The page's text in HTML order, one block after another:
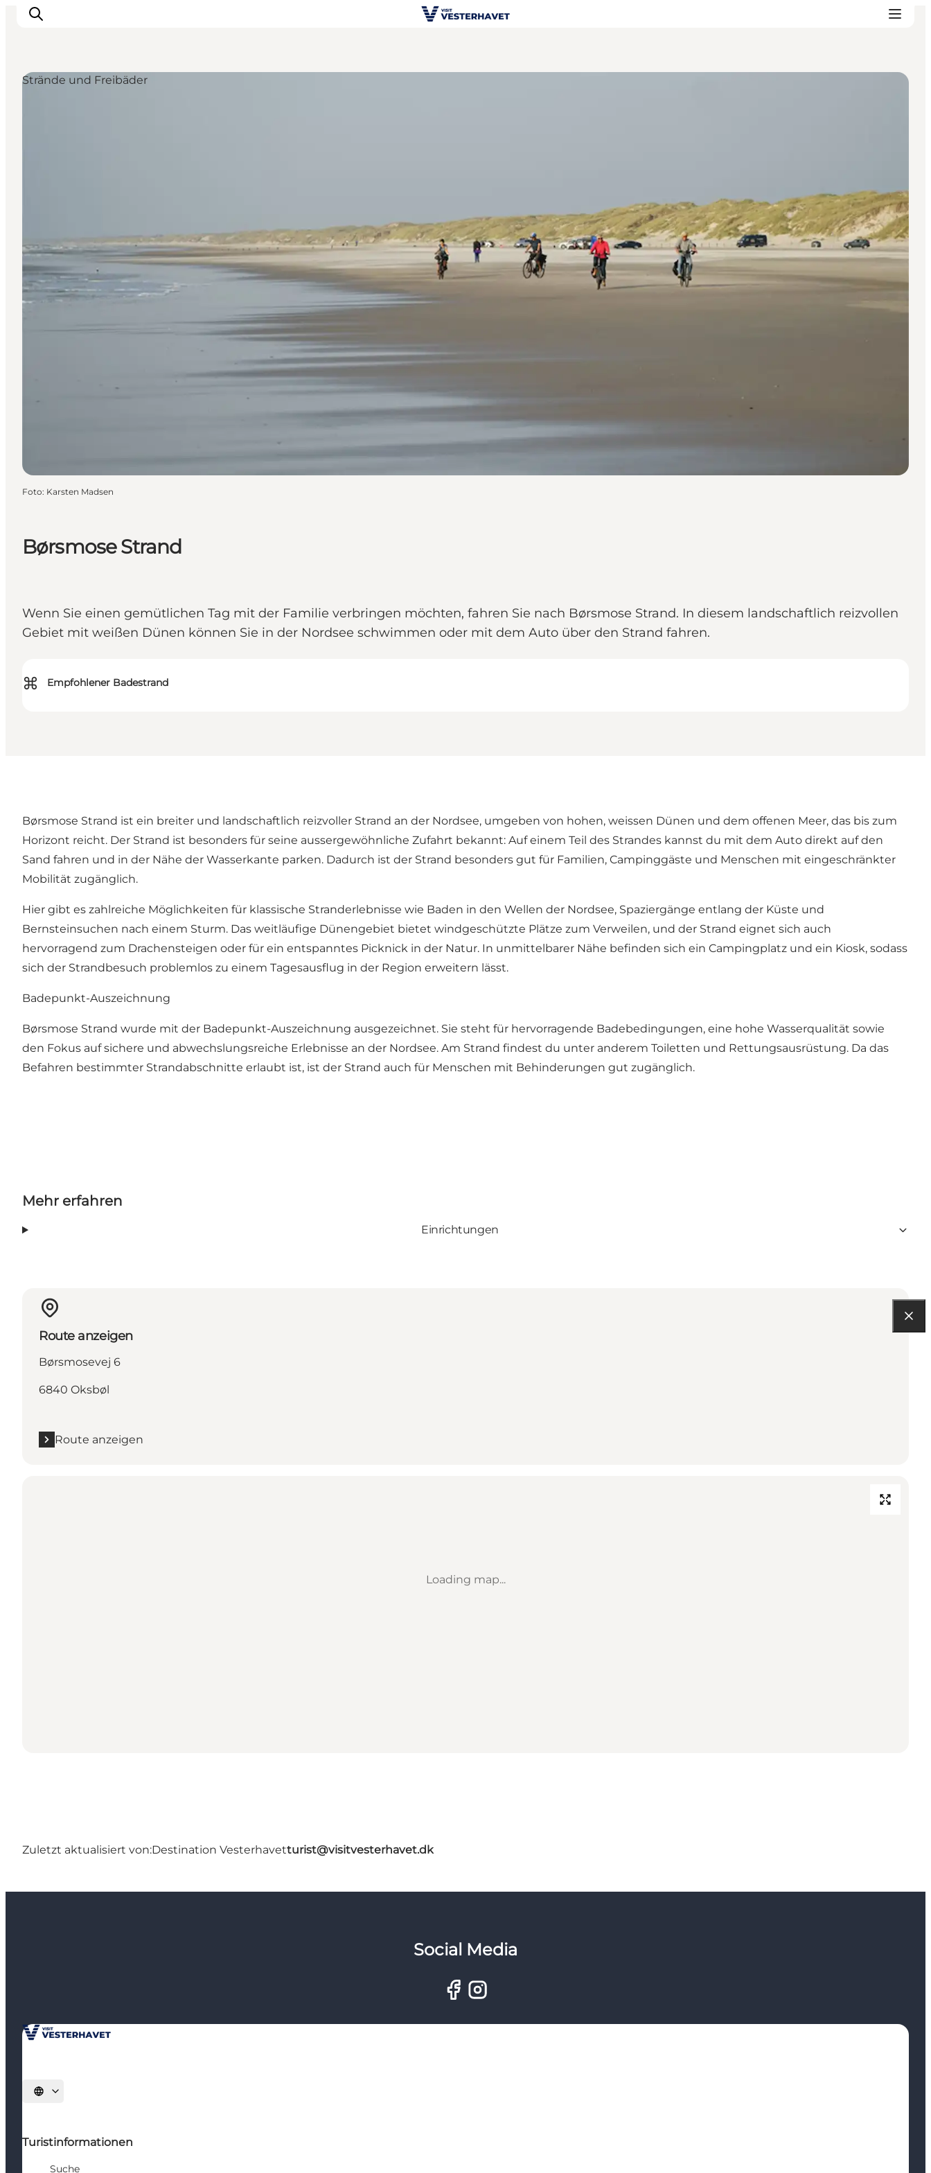
Børsmose Strand
Wenn Sie einen gemütlichen Tag mit der Familie verbringen möchten, fahren Sie nach Børsmose Strand. In diesem landschaftlich reizvollen
Gebiet mit weißen Dünen können Sie in der Nordsee schwimmen oder mit dem Auto über den Strand fahren.
⌘ Empfohlener Badestrand
Strände und Freibäder
Foto: Karsten Madsen
Børsmose Strand ist ein breiter und landschaftlich reizvoller Strand an der Nordsee, umgeben von hohen, weissen Dünen und dem offenen Meer, das bis zum
Horizont reicht. Der Strand ist besonders für seine aussergewöhnliche Zufahrt bekannt: Auf einem Teil des Strandes kannst du mit dem Auto direkt auf den
Sand fahren und in der Nähe der Wasserkante parken. Dadurch ist der Strand besonders gut für Familien, Campinggäste und Menschen mit eingeschränkter
Mobilität zugänglich.
Hier gibt es zahlreiche Möglichkeiten für klassische Stranderlebnisse wie Baden in den Wellen der Nordsee, Spaziergänge entlang der Küste und
Bernsteinsuchen nach einem Sturm. Das weitläufige Dünengebiet bietet windgeschützte Plätze zum Verweilen, und der Strand eignet sich auch
hervorragend zum Drachensteigen oder für ein entspanntes Picknick in der Natur. In unmittelbarer Nähe befinden sich ein Campingplatz und ein Kiosk, sodass
sich der Strandbesuch problemlos zu einem Tagesausflug in der Region erweitern lässt.
Badepunkt-Auszeichnung
Børsmose Strand wurde mit der Badepunkt-Auszeichnung ausgezeichnet. Sie steht für hervorragende Badebedingungen, eine hohe Wasserqualität sowie
den Fokus auf sichere und abwechslungsreiche Erlebnisse an der Nordsee. Am Strand findest du unter anderem Toiletten und Rettungsausrüstung. Da das
Befahren bestimmter Strandabschnitte erlaubt ist, ist der Strand auch für Menschen mit Behinderungen gut zugänglich.
Mehr erfahren
Einrichtungen
Route anzeigen
Børsmosevej 6
6840 Oksbøl
Route anzeigen
Loading map...
Zuletzt aktualisiert von:Destination Vesterhavetturist@visitvesterhavet.dk
Social Media
Sprache auswählen
Turistinformationen
Suche